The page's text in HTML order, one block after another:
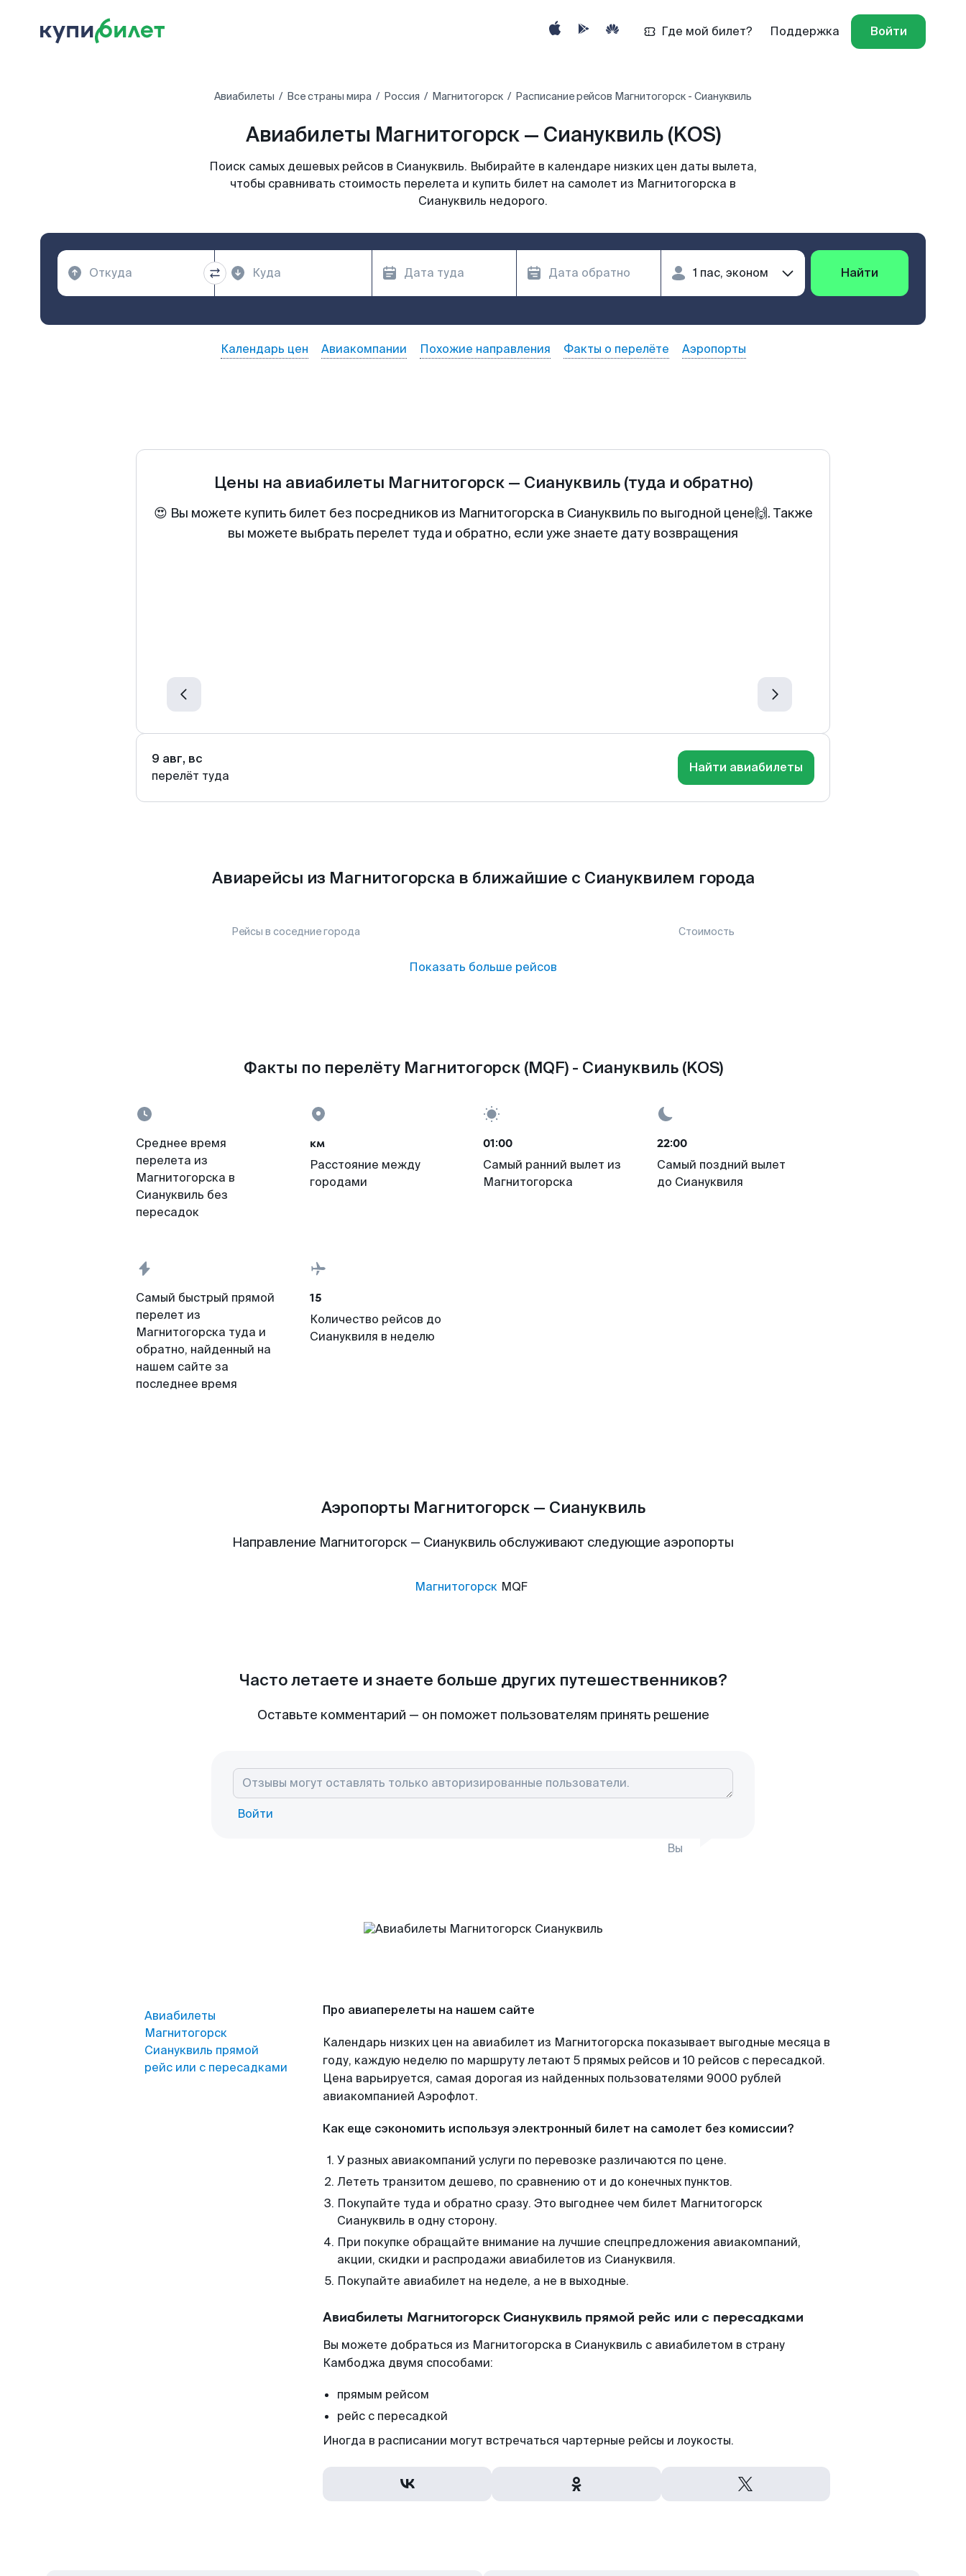
Где мой билет? Поддержка Войти
Авиабилеты Все страны мира Россия Магнитогорск Расписание рейсов Магнитогорск - Сиануквиль
Авиабилеты Магнитогорск — Сиануквиль (KOS)
Поиск самых дешевых рейсов в Сиануквиль. Выбирайте в календаре низких цен даты вылета,
чтобы сравнивать стоимость перелета и купить билет на самолет из Магнитогорска в
Сиануквиль недорого.
Найти
Календарь цен Авиакомпании Похожие направления Факты о перелёте Аэропорты
Цены на авиабилеты Магнитогорск— Сиануквиль (туда и обратно)
😍 Вы можете купить билет без посредников из Магнитогорска в Сиануквиль по выгодной цене🙌. Также
вы можете выбрать перелет туда и обратно, если уже знаете дату возвращения
9 авг, вс
перелёт туда
Найти авиабилеты
Авиарейсы из Магнитогорска в ближайшие с Сиануквилем города
Рейсы в соседние города Стоимость
Показать больше рейсов
Факты по перелёту Магнитогорск (MQF) - Сиануквиль (KOS)
Среднее время
перелета из
Магнитогорска в
Сиануквиль без
пересадок
км
Расстояние между
городами
01:00
Самый ранний вылет из
Магнитогорска
22:00
Самый поздний вылет
до Сиануквиля
Самый быстрый прямой
перелет из
Магнитогорска туда и
обратно, найденный на
нашем сайте за
последнее время
15
Количество рейсов до
Сиануквиля в неделю
Аэропорты Магнитогорск — Сиануквиль
Направление Магнитогорск — Сиануквиль обслуживают следующие аэропорты
Магнитогорск MQF
Часто летаете и знаете больше других путешественников?
Оставьте комментарий — он поможет пользователям принять решение
Войти
Вы
Авиабилеты
Магнитогорск
Сиануквиль прямой
рейс или с пересадками
Про авиаперелеты на нашем сайте
Календарь низких цен на авиабилет из Магнитогорска показывает выгодные месяца в
году, каждую неделю по маршруту летают 5 прямых рейсов и 10 рейсов с пересадкой.
Цена варьируется, самая дорогая из найденных пользователями 9000 рублей
авиакомпанией Аэрофлот.
Как еще сэкономить используя электронный билет на самолет без комиссии?
У разных авиакомпаний услуги по перевозке различаются по цене.
Лететь транзитом дешево, по сравнению от и до конечных пунктов.
Покупайте туда и обратно сразу. Это выгоднее чем билет Магнитогорск
Сиануквиль в одну сторону.
При покупке обращайте внимание на лучшие спецпредложения авиакомпаний,
акции, скидки и распродажи авиабилетов из Сиануквиля.
Покупайте авиабилет на неделе, а не в выходные.
Авиабилеты Магнитогорск Сиануквиль прямой рейс или с пересадками
Вы можете добраться из Магнитогорска в Сиануквиль с авиабилетом в страну
Камбоджа двумя способами:
прямым рейсом
рейс с пересадкой
Иногда в расписании могут встречаться чартерные рейсы и лоукосты.